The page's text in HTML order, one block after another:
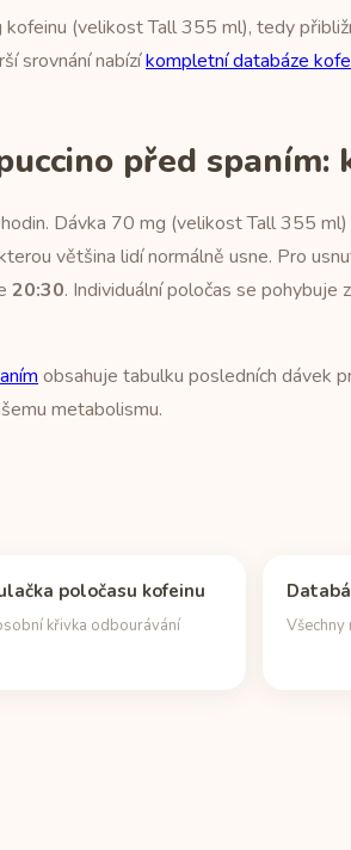
(velikost Tall 355 ml), tedy
srovnání nabízíkompletní databáze
před spaním:
Dávka 70 mg (velikost Tall 355
většina lidí normálně usne. Pro
20:30. Individuální poločas se pohybuje
obsahuje tabulku posledních dávek
metabolismu.
poločasu kofeinu
křivka odbourávání Všechny